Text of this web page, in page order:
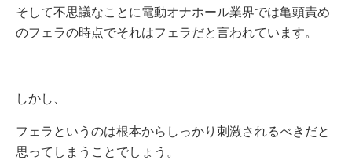
そして不思議なことに電動オナホール業界では亀頭責め
のフェラの時点でそれはフェラだと言われています。
しかし、
フェラというのは根本からしっかり刺激されるべきだと
思ってしまうことでしょう。